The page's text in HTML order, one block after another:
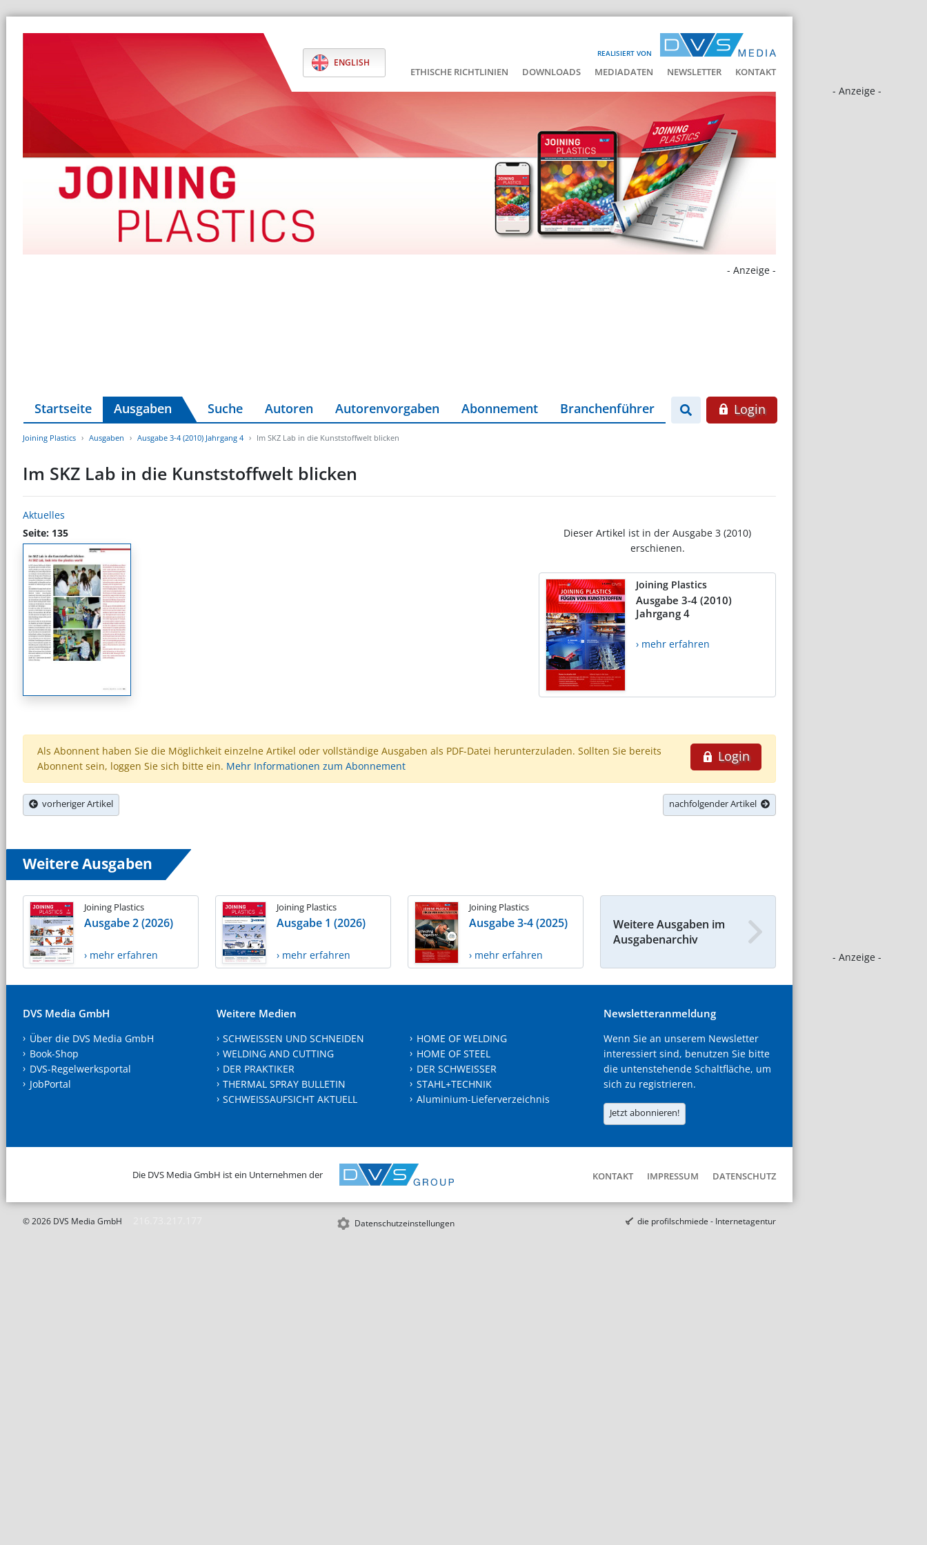
REALISIERT VON
ENGLISH
ETHISCHE RICHTLINIEN DOWNLOADS MEDIADATEN NEWSLETTER KONTAKT
- Anzeige -
- Anzeige -
- Anzeige -
Startseite Ausgaben Suche Autoren Autorenvorgaben Abonnement Branchenführer Login
Joining Plastics Ausgaben Ausgabe 3-4 (2010) Jahrgang 4 Im SKZ Lab in die Kunststoffwelt blicken
Im SKZ Lab in die Kunststoffwelt blicken
Aktuelles
Seite: 135
Dieser Artikel ist in der Ausgabe 3 (2010)
erschienen.
Joining Plastics
Ausgabe 3-4 (2010)
Jahrgang 4
› mehr erfahren
Login
Als Abonnent haben Sie die Möglichkeit einzelne Artikel oder vollständige Ausgaben als PDF-Datei herunterzuladen. Sollten Sie bereits
Abonnent sein, loggen Sie sich bitte ein. Mehr Informationen zum Abonnement
vorheriger Artikel nachfolgender Artikel
Weitere Ausgaben
Joining Plastics
Ausgabe 2 (2026)
› mehr erfahren
Joining Plastics
Ausgabe 1 (2026)
› mehr erfahren
Joining Plastics
Ausgabe 3-4 (2025)
› mehr erfahren
Weitere Ausgaben im
Ausgabenarchiv
DVS Media GmbH
Über die DVS Media GmbH
Book-Shop
DVS-Regelwerksportal
JobPortal
Weitere Medien
SCHWEISSEN UND SCHNEIDEN
WELDING AND CUTTING
DER PRAKTIKER
THERMAL SPRAY BULLETIN
SCHWEISSAUFSICHT AKTUELL
HOME OF WELDING
HOME OF STEEL
DER SCHWEISSER
STAHL+TECHNIK
Aluminium-Lieferverzeichnis
Newsletteranmeldung
Wenn Sie an unserem Newsletter
interessiert sind, benutzen Sie bitte
die untenstehende Schaltfläche, um
sich zu registrieren.
Jetzt abonnieren!
Die DVS Media GmbH ist ein Unternehmen der KONTAKT IMPRESSUM DATENSCHUTZ
© 2026 DVS Media GmbH Datenschutzeinstellungen die profilschmiede - Internetagentur